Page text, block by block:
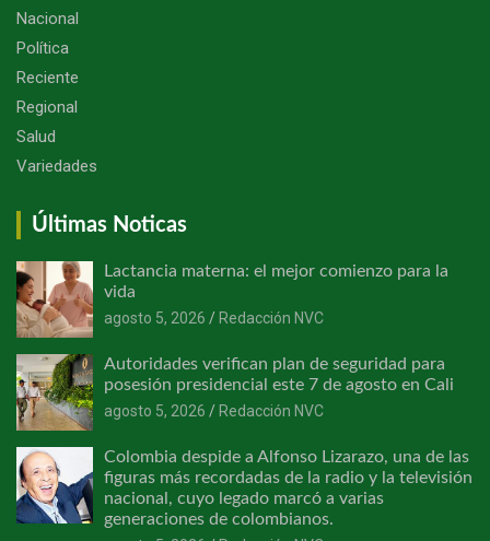
Nacional
Política
Reciente
Regional
Salud
Variedades
Últimas Noticas
Lactancia materna: el mejor comienzo para la
vida
agosto 5, 2026
Redacción NVC
Autoridades verifican plan de seguridad para
posesión presidencial este 7 de agosto en Cali
agosto 5, 2026
Redacción NVC
Colombia despide a Alfonso Lizarazo, una de las
figuras más recordadas de la radio y la televisión
nacional, cuyo legado marcó a varias
generaciones de colombianos.